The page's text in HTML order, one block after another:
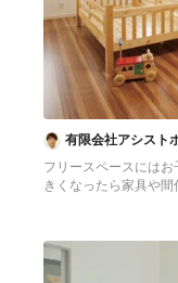
有限会社アシスト
フリースペースには
きくなったら家具や
の写真